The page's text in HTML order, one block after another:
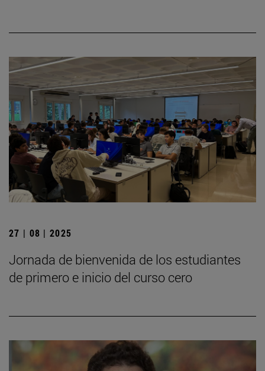
27 | 08 | 2025
Jornada de bienvenida de los estudiantes
de primero e inicio del curso cero